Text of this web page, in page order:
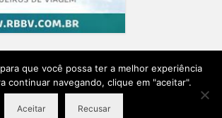
Escreve Sobre o Blog Contato
Provence Planeje sua viagem
Natalia Itabayana - Desenvolvido por
que você possa ter a melhor experiência
continuar navegando, clique em "aceitar".
Aceitar Recusar